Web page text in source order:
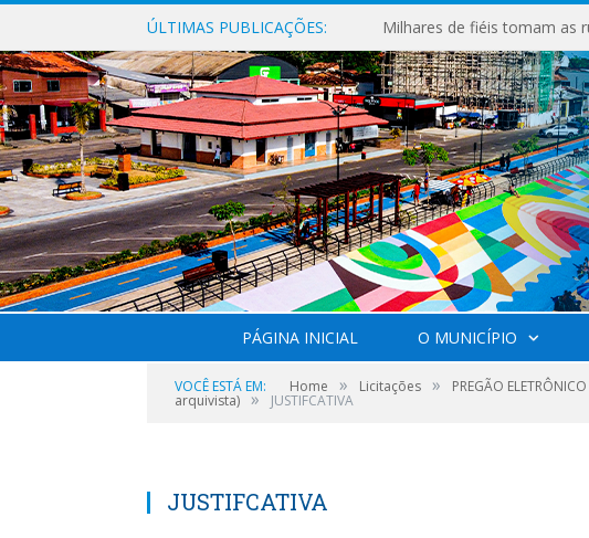
ÚLTIMAS PUBLICAÇÕES:
PÁGINA INICIAL O MUNICÍPIO
VOCÊ ESTÁ EM: Home » Licitações » PREGÃO
arquivista) » JUSTIFCATIVA
JUSTIFCATIVA